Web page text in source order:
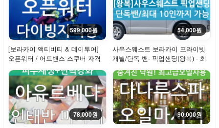
599,000원
[보라카이 액티비티 & 데이투어]
오픈워터 / 어드밴스 스쿠버 자격
증 코스 (SS...
54,000원
사우스웨스트 보라카이 프라이빗
개별/단독 밴- 픽업샌딩(왕복) - 최
대 10인
78,000원 90,000원